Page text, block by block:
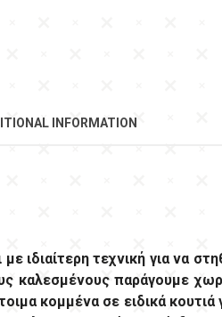
INFORMATION
ιδιαίτερη τεχνική για να
καλεσμένους παράγουμε
κομμένα σε ειδικά